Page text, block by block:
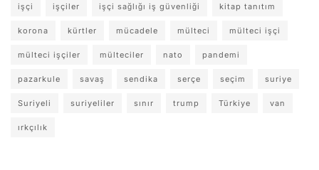
işçi işçiler işçi sağlığı iş güvenliği kitap tanıtım
korona kürtler mücadele mülteci mülteci işçi
mülteci işçiler mülteciler nato pandemi
pazarkule savaş sendika serçe seçim suriye
Suriyeli suriyeliler sınır trump Türkiye van
ırkçılık